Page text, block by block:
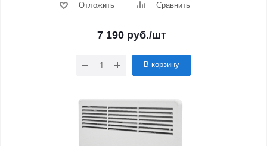
Отложить Сравнить
7 190руб./шт
В корзину